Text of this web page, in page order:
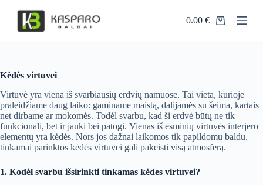
c
n
t
e
n
t
Shopping
0.00 €
Kėdės virtuvei
Virtuvė yra viena iš svarbiausių erdvių namuose. Tai vieta, kurioje
praleidžiame daug laiko: gaminame maistą, dalijamės su šeima, kartais
net dirbame ar mokomės. Todėl svarbu, kad ši erdvė būtų ne tik
funkcionali, bet ir jauki bei patogi. Vienas iš esminių virtuvės interjero
elementų yra kėdės. Nors jos dažnai laikomos tik papildomu baldu,
tinkamai parinktos kėdės virtuvei gali pakeisti visą atmosferą.
1. Kodėl svarbu išsirinkti tinkamas kėdes virtuvei?